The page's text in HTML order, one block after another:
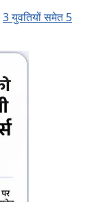
3 युवतियों समेत 5